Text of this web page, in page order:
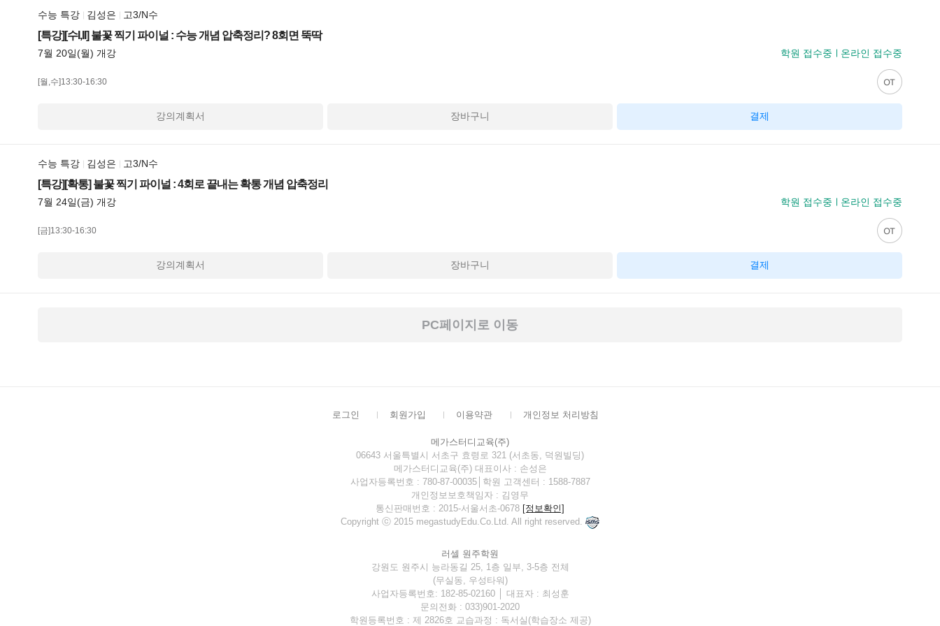
수능 특강 김성은 고3/N수
[특강][수I,II] 불꽃 찍기 파이널 : 수능 개념 압축정리? 8회면 뚝딱
7월 20일(월) 개강 학원 접수중 온라인 접수중
[월,수]13:30-16:30
강의계획서 장바구니 결제
수능 특강 김성은 고3/N수
[특강][확통] 불꽃 찍기 파이널 : 4회로 끝내는 확통 개념 압축정리
7월 24일(금) 개강 학원 접수중 온라인 접수중
[금]13:30-16:30
강의계획서 장바구니 결제
PC페이지로 이동
로그인 회원가입 이용약관 개인정보 처리방침
메가스터디교육(주)
06643 서울특별시 서초구 효령로 321 (서초동, 덕원빌딩)
메가스터디교육(주) 대표이사 : 손성은
사업자등록번호 : 780-87-00035│학원 고객센터 : 1588-7887
개인정보보호책임자 : 김영무
통신판매번호 : 2015-서울서초-0678 [정보확인]
Copyright ⓒ 2015 megastudyEdu.Co.Ltd. All right reserved.
러셀 원주학원
강원도 원주시 능라동길 25, 1층 일부, 3-5층 전체
(무실동, 우성타워)
사업자등록번호: 182-85-02160 │ 대표자 : 최성훈
문의전화 : 033)901-2020
학원등록번호 : 제 2826호 교습과정 : 독서실(학습장소 제공)